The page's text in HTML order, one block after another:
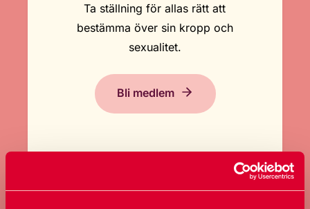
Ta ställning för allas rätt att
bestämma över sin kropp och
sexualitet.
Bli medlem